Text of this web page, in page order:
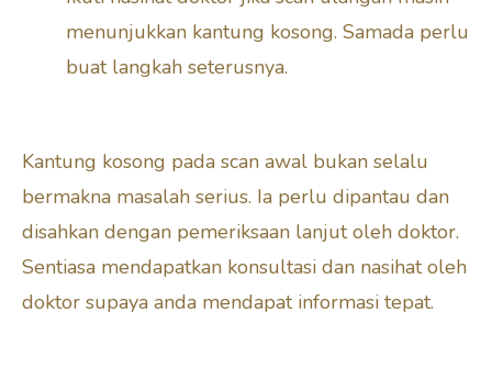
menunjukkan kantung kosong. Samada perlu
buat langkah seterusnya.
Kantung kosong pada scan awal bukan selalu
bermakna masalah serius. Ia perlu dipantau dan
disahkan dengan pemeriksaan lanjut oleh doktor.
Sentiasa mendapatkan konsultasi dan nasihat oleh
doktor supaya anda mendapat informasi tepat.